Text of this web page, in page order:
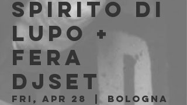
SPIRITO DI
LUPO +
FERA
DJSET
Fri, Apr 28
  |
Bologna